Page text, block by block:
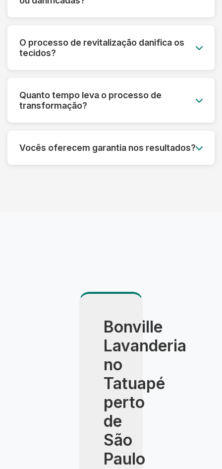
prévia e informamos o que é possível restaurar
O processo de revitalização danifica os
tecidos?
prolongar a vida útil das roupas, sempre
respeitando as características de cada material.
Quanto tempo leva o processo de
transformação?
de restauração podem precisar de um tempo
adicional para garantir o melhor resultado.
Vocês oferecem garantia nos resultados?
Bonville
Lavanderia
no
Tatuapé
perto
de
São
Paulo